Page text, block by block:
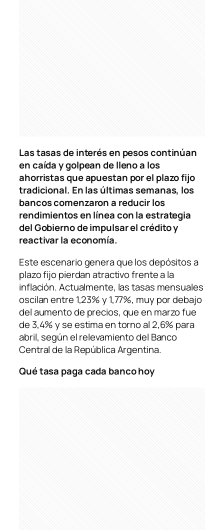
Las tasas de interés en pesos continúan
en caída y golpean de lleno a los
ahorristas que apuestan por el plazo fijo
tradicional. En las últimas semanas, los
bancos comenzaron a reducir los
rendimientos en línea con la estrategia
del Gobierno de impulsar el crédito y
reactivar la economía.
Este escenario genera que los depósitos a
plazo fijo pierdan atractivo frente a la
inflación. Actualmente, las tasas mensuales
oscilan entre 1,23% y 1,77%, muy por debajo
del aumento de precios, que en marzo fue
de 3,4% y se estima en torno al 2,6% para
abril, según el relevamiento del Banco
Central de la República Argentina.
Qué tasa paga cada banco hoy